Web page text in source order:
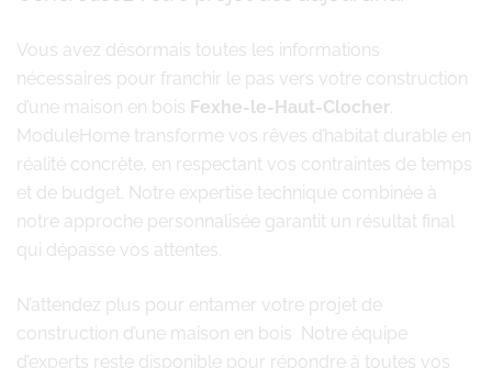
Vous avez désormais toutes les informations
nécessaires pour franchir le pas vers votre construction
d’une maison en bois Fexhe-le-Haut-Clocher.
ModuleHome transforme vos rêves d’habitat durable en
réalité concrète, en respectant vos contraintes de temps
et de budget. Notre expertise technique combinée à
notre approche personnalisée garantit un résultat final
qui dépasse vos attentes.
N’attendez plus pour entamer votre projet de
construction d’une maison en bois Notre équipe
d’experts reste disponible pour répondre à toutes vos